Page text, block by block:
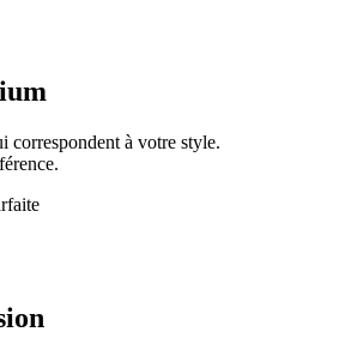
correspondent à votre style.